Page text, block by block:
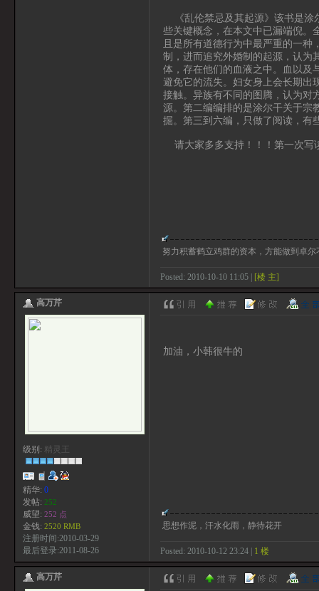
《乱伦禁忌及其起源》该书是涂
些关键概念，在本文中已漏端倪。
且是所有道德行为中最严重的一
制，进而追究外婚制的起源，认为
体，存在他们的血液之中。血以及
避免它的流失。妇女身上会长期出
接触。异族有不同的图腾，认为对
源。第二编编排的是涂尔干关于宗
掘。第三到六编，只做了阅读，有
请大家多多支持！！！第一次写
努力积蓄鹤立鸡群的资本，方能做到卓尔
Posted: 2010-10-10 11:05 | [楼 主]
高万芹
级别: 精灵王
精华: 0
发帖: 252
威望: 252 点
金钱: 2520 RMB
注册时间:2010-03-29
最后登录:2011-08-26
加油，小韩很牛的
思想作泥，汗水化雨，静待花开
Posted: 2010-10-12 23:24 | 1 楼
高万芹